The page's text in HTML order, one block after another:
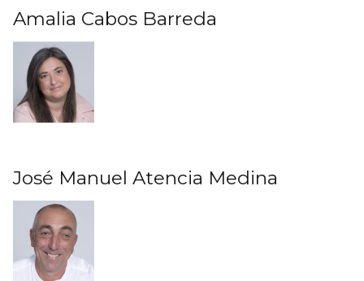
Amalia Cabos Barreda
José Manuel Atencia Medina